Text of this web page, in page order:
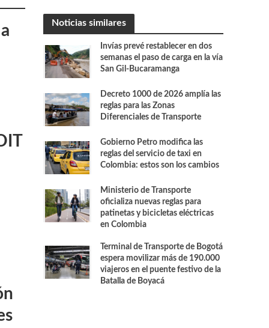
Noticias similares
Invías prevé restablecer en dos
semanas el paso de carga en la vía
San Gil-Bucaramanga
Decreto 1000 de 2026 amplía las
reglas para las Zonas
Diferenciales de Transporte
Gobierno Petro modifica las
reglas del servicio de taxi en
Colombia: estos son los cambios
Ministerio de Transporte
oficializa nuevas reglas para
patinetas y bicicletas eléctricas
en Colombia
Terminal de Transporte de Bogotá
espera movilizar más de 190.000
viajeros en el puente festivo de la
Batalla de Boyacá